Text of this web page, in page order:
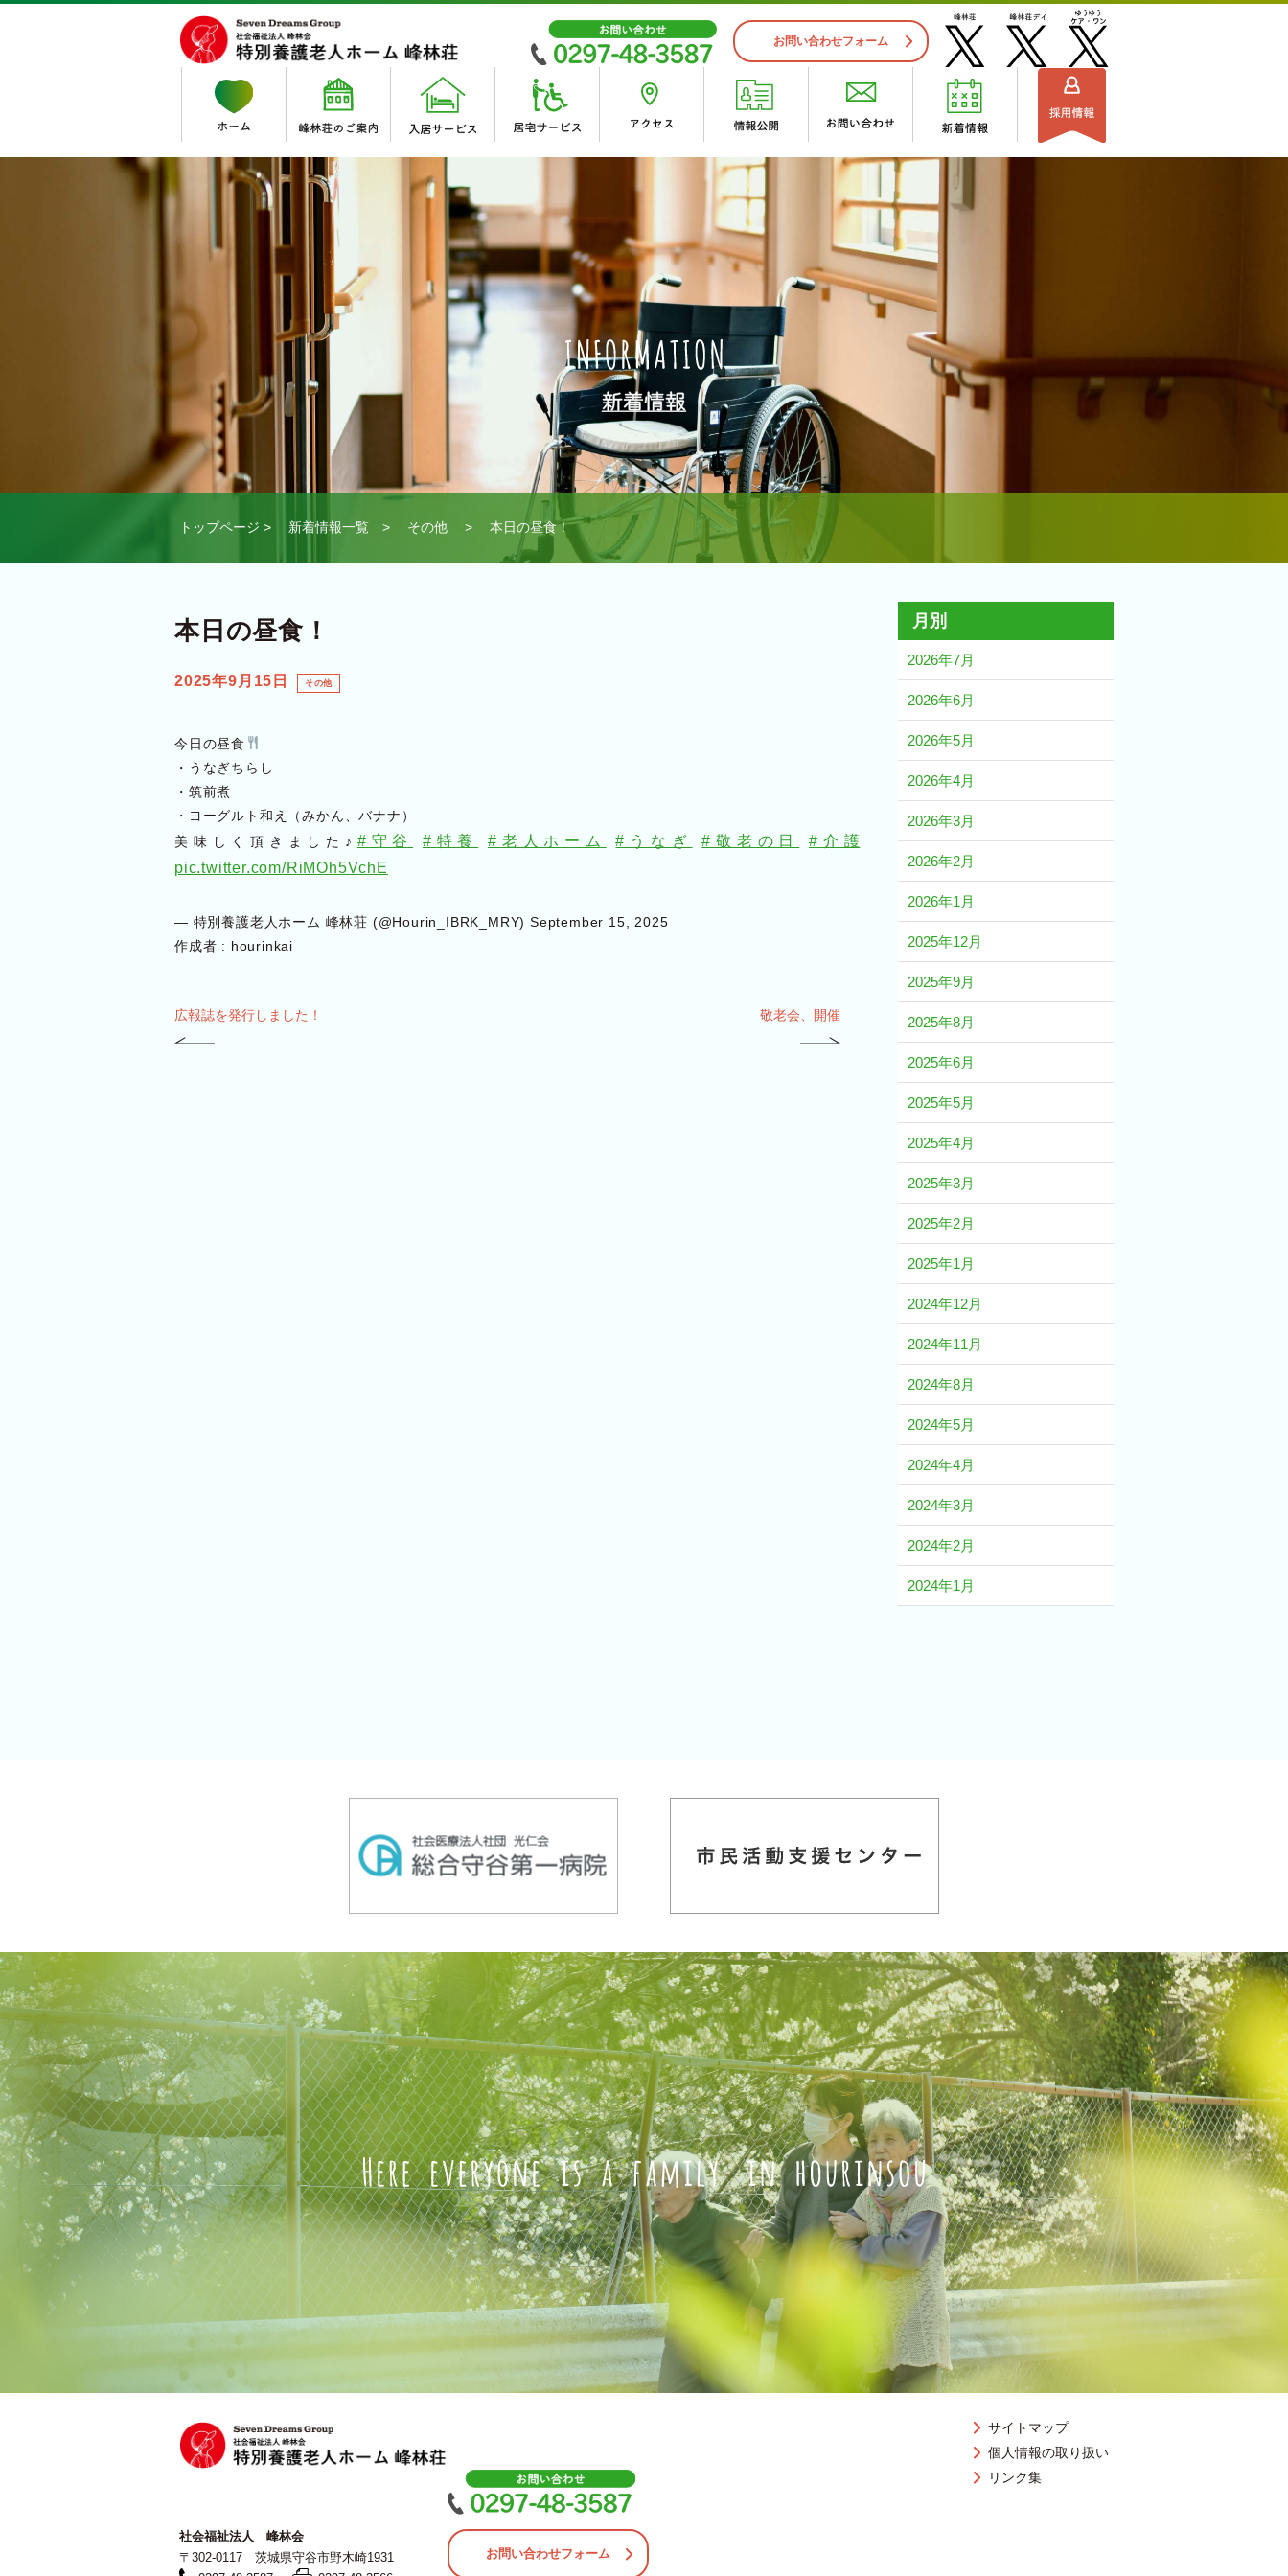
お問い合わせフォーム
法人理念 峰林会 施設概要 ・沿革 ・組織図
入居サービス
・入居申込から入所するまでの流れ
・ご利用できる方
特別養護老人ホーム 峰林荘
・峰林荘（ユニット型）
・峰林荘（地域密着型） イベント紹介
特別養護老人ホーム 峰林荘（併設短期入所）
居宅サービス
・峰林荘通所介護事業所
・あかり居宅介護支援事業所
・ゆうゆうケア・ワン デイサービスセンター
施設見学のご案内
特別養護老人ホーム 峰林荘 ゆうゆうケア・ワン デイサービスセンター
職員のご紹介 スタッフインタビュー
トップページ > 新着情報一覧 > その他 > 本日の昼食！
本日の昼食！
2025年9月15日 その他
今日の昼食
・うなぎちらし
・筑前煮
・ヨーグルト和え（みかん、バナナ）
美味しく頂きました♪ #守谷 #特養 #老人ホーム #うなぎ #敬老の日
#介護
pic.twitter.com/RiMOh5VchE
— 特別養護老人ホーム 峰林荘 (@Hourin_IBRK_MRY)September 15, 2025
作成者 : hourinkai
広報誌を発行しました！ 敬老会、開催
月別
2026年7月
2026年6月
2026年5月
2026年4月
2026年3月
2026年2月
2026年1月
2025年12月
2025年9月
2025年8月
2025年6月
2025年5月
2025年4月
2025年3月
2025年2月
2025年1月
2024年12月
2024年11月
2024年8月
2024年5月
2024年4月
2024年3月
2024年2月
2024年1月
社会福祉法人 峰林会
〒302-0117 茨城県守谷市野木崎1931
お問い合わせフォーム
サイトマップ
個人情報の取り扱い
リンク集